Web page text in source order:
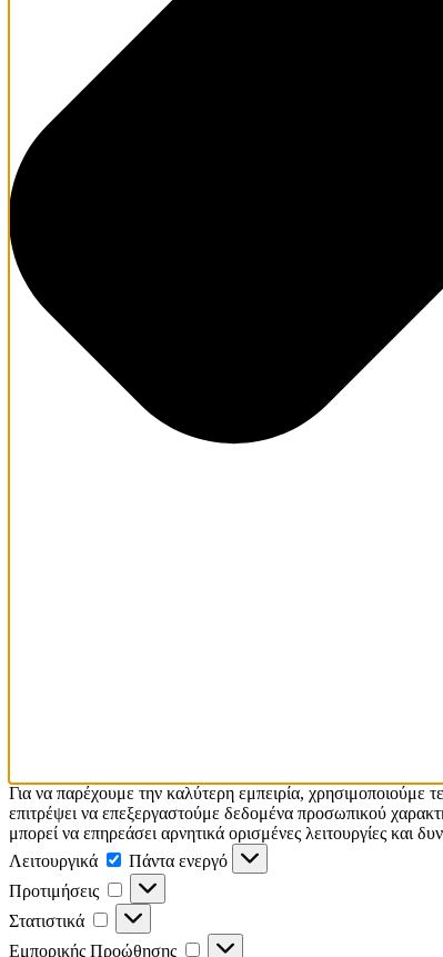
Για να παρέχουμε την καλύτερη εμπειρία,
επιτρέψει να επεξεργαστούμε δεδομένα προσωπικού
μπορεί να επηρεάσει αρνητικά ορισμένες λειτουργίες και
Λειτουργικά
Λειτουργικά
Πάντα ενεργό
Προτιμήσεις
Προτιμήσεις
Στατιστικά Στατιστικά
Εμπορικής Προώθησης
Εμπορικής